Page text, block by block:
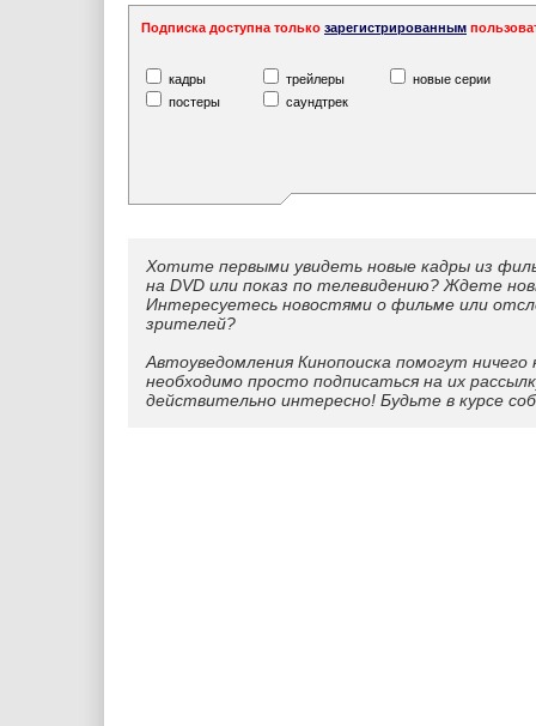
Подписка доступна только зарегистрированным
кадры трейлеры
новые серии
постеры
саундтрек
Хотите первыми увидеть новые кадры из
на DVD или показ по телевидению? Ждете
Интересуетесь новостями о фильме или
зрителей?
Автоуведомления Кинопоиска помогут
необходимо просто подписаться на их
действительно интересно! Будьте в курсе